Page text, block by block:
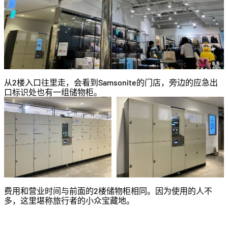
从2楼入口往里走，会看到Samsonite的门店，旁边的应急出
口标识处也有一组储物柜。
费用和营业时间与前面的2楼储物柜相同。因为使用的人不
多，这里堪称旅行者的小众宝藏地。